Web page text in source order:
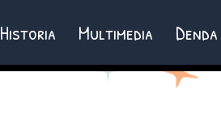
Historia Multimedia Denda